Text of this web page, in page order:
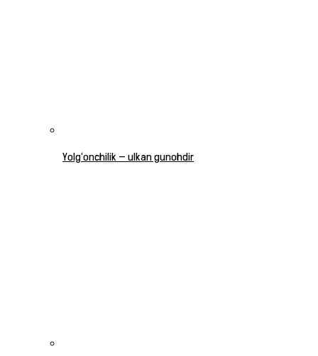
Yolg‘onchilik — ulkan gunohdir